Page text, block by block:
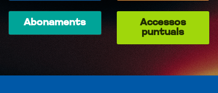
CLASSES PER A NENS
Abonaments
Accessos
puntuals